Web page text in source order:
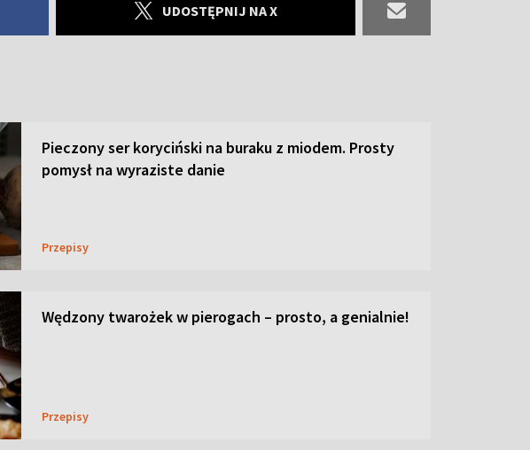
UDOSTĘPNIJ NA X
Pieczony ser koryciński na buraku z miodem. Prosty
pomysł na wyraziste danie
Przepisy
Wędzony twarożek w pierogach – prosto, a genialnie!
Przepisy